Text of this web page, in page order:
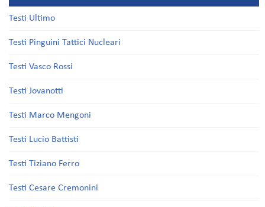
Testi Ultimo
Testi Pinguini Tattici Nucleari
Testi Vasco Rossi
Testi Jovanotti
Testi Marco Mengoni
Testi Lucio Battisti
Testi Tiziano Ferro
Testi Cesare Cremonini